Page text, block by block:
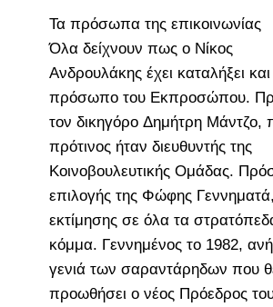
Τα πρόσωπα της επικοινωνίας
Όλα δείχνουν πως ο Νίκος
Ανδρουλάκης έχει καταλήξει
πρόσωπο του Εκπροσώπου.
τον δικηγόρο Δημήτρη Μάντζο,
πρότινος ήταν διευθυντής της
Κοινοβουλευτικής Ομάδας.
επιλογής της Φώφης
εκτίμησης σε όλα τα
κόμμα. Γεννημένος το 1982,
γενιά των σαραντάρηδων που
προωθήσει ο νέος Πρόεδρος